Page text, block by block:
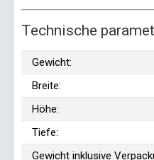
Technische
Gewicht:
Breite:
Höhe:
Tiefe:
Gewicht inklusive